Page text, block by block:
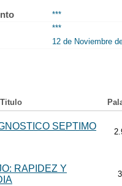
***
***
12 de Noviembre
Titulo
SEPTIMO
RAPIDEZ Y